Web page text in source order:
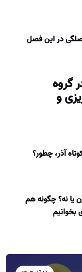
در این فصل
گروه
و
آذر، چطور؟
یا نه؟ چگونه هم
بخوانیم